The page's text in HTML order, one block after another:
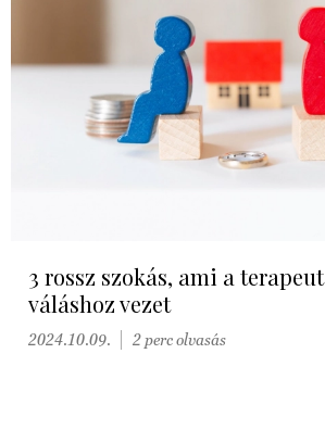
3 rossz szokás, ami a
váláshoz vezet
2024.10.09. 2 perc olvasás